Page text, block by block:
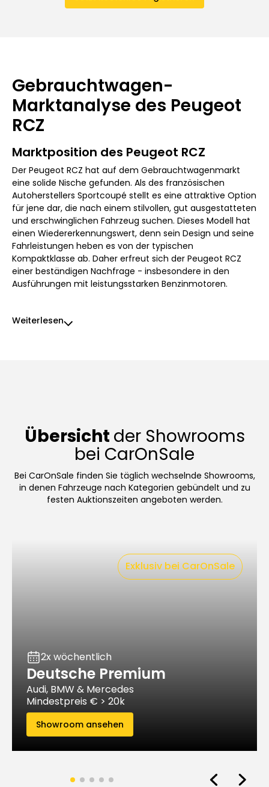
Gebrauchtwagen-
Marktanalyse des Peugeot
RCZ
Marktposition des Peugeot RCZ
Der Peugeot RCZ hat auf dem Gebrauchtwagenmarkt
eine solide Nische gefunden. Als des französischen
Autoherstellers Sportcoupé stellt es eine attraktive Option
für jene dar, die nach einem stilvollen, gut ausgestatteten
und erschwinglichen Fahrzeug suchen. Dieses Modell hat
einen Wiedererkennungswert, denn sein Design und seine
Fahrleistungen heben es von der typischen
Kompaktklasse ab. Daher erfreut sich der Peugeot RCZ
einer beständigen Nachfrage - insbesondere in den
Ausführungen mit leistungsstarken Benzinmotoren.
Weiterlesen
Übersicht der Showrooms
bei CarOnSale
Bei CarOnSale finden Sie täglich wechselnde Showrooms,
in denen Fahrzeuge nach Kategorien gebündelt und zu
festen Auktionszeiten angeboten werden.
Exklusiv bei CarOnSale
2x wöchentlich
Deutsche Premium
Audi, BMW & Mercedes
Mindestpreis € > 20k
Showroom ansehen